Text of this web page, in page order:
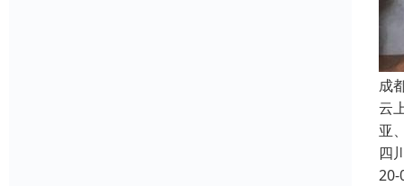
成
云
亚
四
20-